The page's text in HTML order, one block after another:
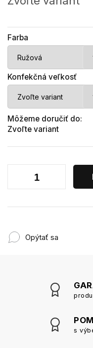
Farba
Konfekčná veľkosť
Môžeme doručiť do:
Zvoľte variant
Opýtať sa
s